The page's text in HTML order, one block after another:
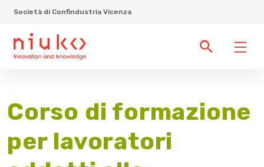
Società di Confindustria Vicenza
Corso di formazione
per lavoratori